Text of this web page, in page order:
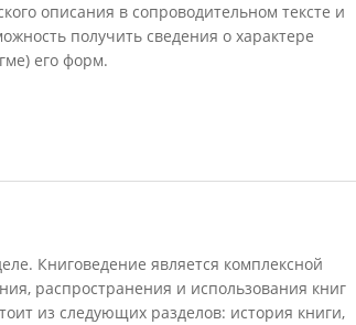
описания в сопроводительном тексте и
получить сведения о характере
его форм.
Книговедение является комплексной
распространения и использования книг
из следующих разделов: история книги,